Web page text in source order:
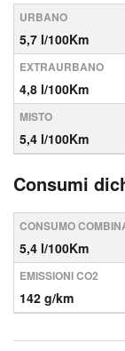
URBANO
5,7 l/100Km
EXTRAURBANO
4,8 l/100Km
MISTO
5,4 l/100Km
Consumi
CONSUMO
5,4 l/100Km
EMISSIONI CO2
142 g/km